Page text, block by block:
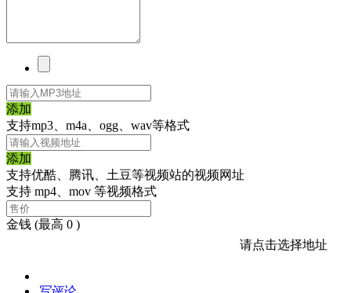
添加
支持mp3、m4a、ogg、wav等格式
添加
支持优酷、腾讯、土豆等视频站的视频网址
支持 mp4、mov 等视频格式
金钱 (最高 0 )
请点击选择地址